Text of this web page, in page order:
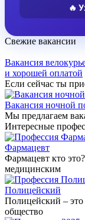
🔥
Свежие вакансии
Вакансия
и хорошей оплатой
Если сейчас ты
Вакансия ночной
Мы предлагаем
Интересные
Фармацевт
Фармацевт кто
медицинским
Полицейский
Полицейский –
общество